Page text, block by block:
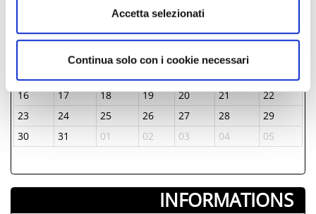
Accetta selezionati
Continua solo con i cookie necessari
Mer Jeu Ven
25
26 27 28 29 30
01
03 06
16
17 18 19 20 21
22
23
24 25 26 27 28
29
30
31 01 02 03 04 05
INFORMATIONS ­